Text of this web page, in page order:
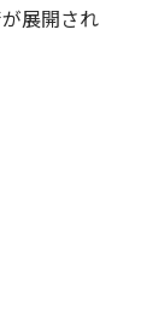
展開され